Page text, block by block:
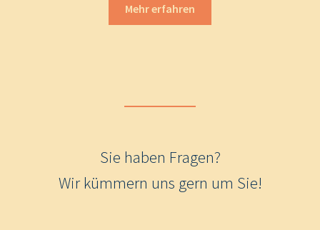
Mehr erfahren
Sie haben Fragen?
Wir kümmern uns gern um Sie!